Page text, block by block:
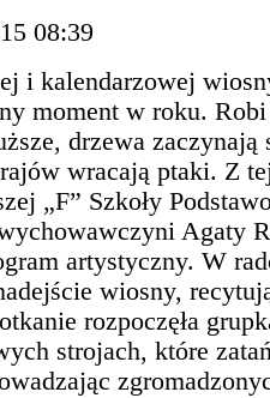
08:39
i kalendarzowej
moment w roku.
drzewa zaczynają
wracają ptaki. Z
„F” Szkoły
Agaty
artystyczny. W
wiosny,
rozpoczęła
strojach, które